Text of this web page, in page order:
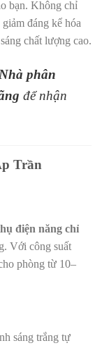
bạn. Không chỉ
đáng kể hóa
chất lượng cao.
phân
để nhận
Trần
điện năng chỉ
Với công suất
phòng từ 10–
sáng trắng tự